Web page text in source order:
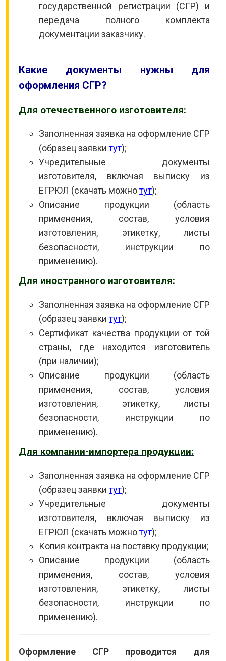
государственной регистрации (СГР) и
передача полного комплекта
документации заказчику.
Какие документы нужны для
оформления СГР?
Для отечественного изготовителя:
Заполненная заявка на оформление СГР
(образец заявкитут);
Учредительные документы
изготовителя, включая выписку из
ЕГРЮЛ (скачать можнотут);
Описание продукции (область
применения, состав, условия
изготовления, этикетку, листы
безопасности, инструкции по
применению).
Для иностранного изготовителя:
Заполненная заявка на оформление СГР
(образец заявкитут);
Сертификат качества продукции от той
страны, где находится изготовитель
(при наличии);
Описание продукции (область
применения, состав, условия
изготовления, этикетку, листы
безопасности, инструкции по
применению).
Для компании-импортера продукции:
Заполненная заявка на оформление СГР
(образец заявкитут);
Учредительные документы
изготовителя, включая выписку из
ЕГРЮЛ (скачать можнотут);
Копия контракта на поставку продукции;
Описание продукции (область
применения, состав, условия
изготовления, этикетку, листы
безопасности, инструкции по
применению).
Оформление СГР проводится для